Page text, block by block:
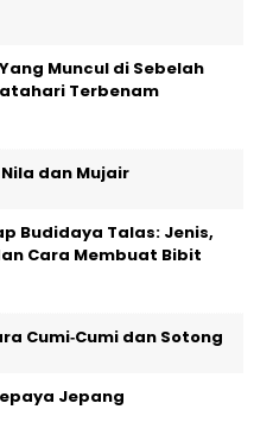
Muncul di Sebelah
Terbenam
dan Mujair
Budidaya Talas: Jenis,
Cara Membuat Bibit
Cumi‑Cumi dan Sotong
Jepang